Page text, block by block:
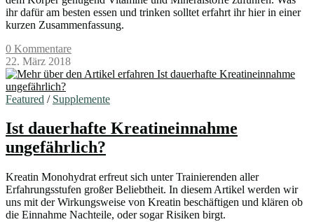
ihr dafür am besten essen und trinken solltet erfahrt ihr hier in einer
kurzen Zusammenfassung.
0 Kommentare
22. März 2018
Featured / Supplemente
Ist dauerhafte Kreatineinnahme
ungefährlich?
Kreatin Monohydrat erfreut sich unter Trainierenden aller
Erfahrungsstufen großer Beliebtheit. In diesem Artikel werden wir
uns mit der Wirkungsweise von Kreatin beschäftigen und klären ob
die Einnahme Nachteile, oder sogar Risiken birgt.